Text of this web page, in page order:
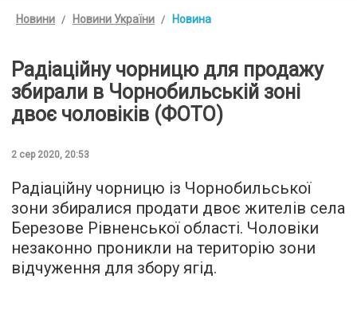
Новини Новини України Новина
Радіаційну чорницю для продажу
збирали в Чорнобильській зоні
двоє чоловіків (ФОТО)
2 сер 2020, 20:53
Радіаційну чорницю із Чорнобильської
зони збиралися продати двоє жителів села
Березове Рівненської області. Чоловіки
незаконно проникли на територію зони
відчуження для збору ягід.